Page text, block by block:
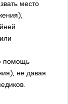
место
помощь
не давая